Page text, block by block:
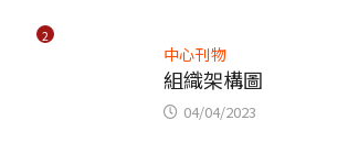
2
中心刊物
組織架構圖
04/04/2023